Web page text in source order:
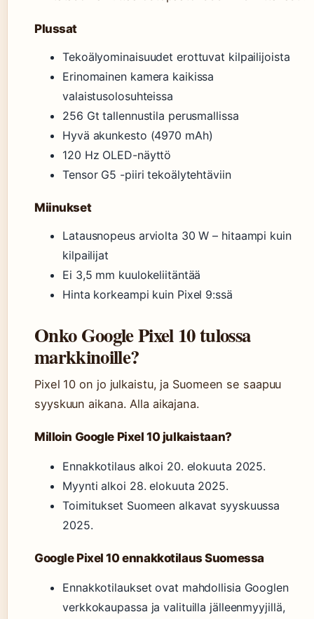
Plussat
Tekoälyominaisuudet erottuvat kilpailijoista
Erinomainen kamera kaikissa
valaistusolosuhteissa
256 Gt tallennustila perusmallissa
Hyvä akunkesto (4970 mAh)
120 Hz OLED-näyttö
Tensor G5 -piiri tekoälytehtäviin
Miinukset
Latausnopeus arviolta 30 W – hitaampi kuin
kilpailijat
Ei 3,5 mm kuulokeliitäntää
Hinta korkeampi kuin Pixel 9:ssä
Onko Google Pixel 10 tulossa
markkinoille?
Pixel 10 on jo julkaistu, ja Suomeen se saapuu
syyskuun aikana. Alla aikajana.
Milloin Google Pixel 10 julkaistaan?
Ennakkotilaus alkoi 20. elokuuta 2025.
Myynti alkoi 28. elokuuta 2025.
Toimitukset Suomeen alkavat syyskuussa
2025.
Google Pixel 10 ennakkotilaus Suomessa
Ennakkotilaukset ovat mahdollisia Googlen
verkkokaupassa ja valituilla jälleenmyyjillä,